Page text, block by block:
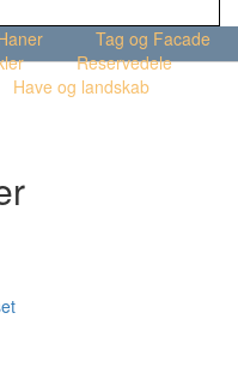
Tag og Facade
Reservedele
Have og landskab